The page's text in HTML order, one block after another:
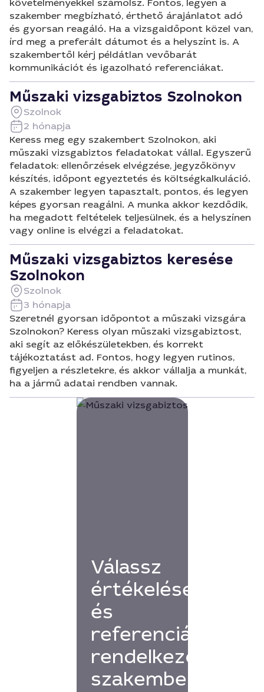
követelményekkel számolsz. Fontos, legyen a
szakember megbízható, érthető árajánlatot adó
és gyorsan reagáló. Ha a vizsgaidőpont közel van,
írd meg a preferált dátumot és a helyszínt is. A
szakembertől kérj példátlan vevőbarát
kommunikációt és igazolható referenciákat.
Műszaki vizsgabiztos Szolnokon
Szolnok
2 hónapja
Keress meg egy szakembert Szolnokon, aki
műszaki vizsgabiztos feladatokat vállal. Egyszerű
feladatok: ellenőrzések elvégzése, jegyzőkönyv
készítés, időpont egyeztetés és költségkalkuláció.
A szakember legyen tapasztalt, pontos, és legyen
képes gyorsan reagálni. A munka akkor kezdődik,
ha megadott feltételek teljesülnek, és a helyszínen
vagy online is elvégzi a feladatokat.
Műszaki vizsgabiztos keresése
Szolnokon
Szolnok
3 hónapja
Szeretnél gyorsan időpontot a műszaki vizsgára
Szolnokon? Keress olyan műszaki vizsgabiztost,
aki segít az előkészületekben, és korrekt
tájékoztatást ad. Fontos, hogy legyen rutinos,
figyeljen a részletekre, és akkor vállalja a munkát,
ha a jármű adatai rendben vannak.
Válassz
értékelésekkel
és
referenciákkal
rendelkező
szakembert!